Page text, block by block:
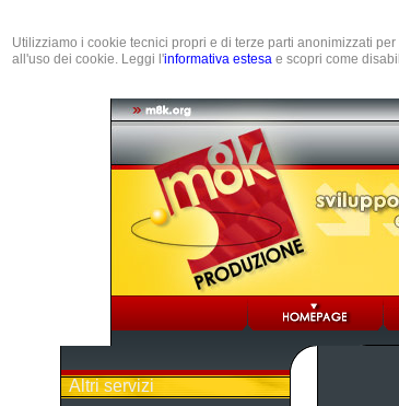
Utilizziamo i cookie tecnici propri e di terze parti anonimizzati
all'uso dei cookie. Leggi l'informativa estesa e scopri come
Altri servizi